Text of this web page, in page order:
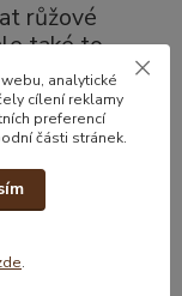
růžové
také to
analytické
cílení reklamy
preferencí
části stránek.
.